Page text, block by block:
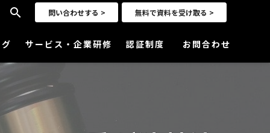
search 問い合わせする > 無料で資料を受け取る >
サービス・企業研修 認証制度 お問合わせ